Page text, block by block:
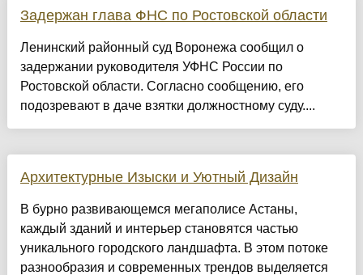
Задержан глава ФНС по Ростовской области
Ленинский районный суд Воронежа сообщил о
задержании руководителя УФНС России по
Ростовской области. Согласно сообщению, его
подозревают в даче взятки должностному суду....
Архитектурные Изыски и Уютный Дизайн
​В бурно развивающемся мегаполисе Астаны,
каждый зданий и интерьер становятся частью
уникального городского ландшафта. В этом потоке
разнообразия и современных трендов выделяется